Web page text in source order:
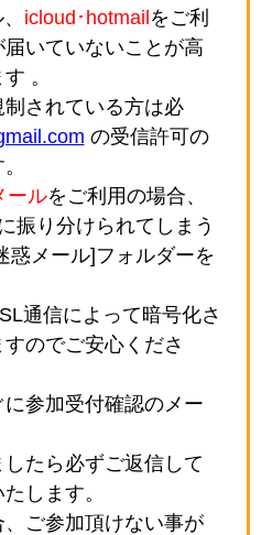
icloud･hotmail をご利
いていないことが高
。
されている方は必
の受信許可の
ールをご利用の場合、
振り分けられてしまう
惑メール]フォルダーを
通信によって暗号化さ
のでご安心くださ
参加受付確認のメー
たら必ずご返信して
します。
、ご参加頂けない事が